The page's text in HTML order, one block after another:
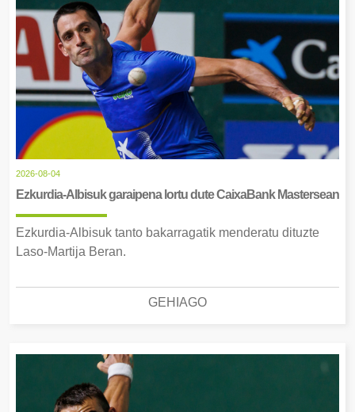
2026-08-04
Ezkurdia-Albisuk garaipena lortu dute CaixaBank Mastersean
Ezkurdia-Albisuk tanto bakarragatik menderatu dituzte
Laso-Martija Beran.
GEHIAGO